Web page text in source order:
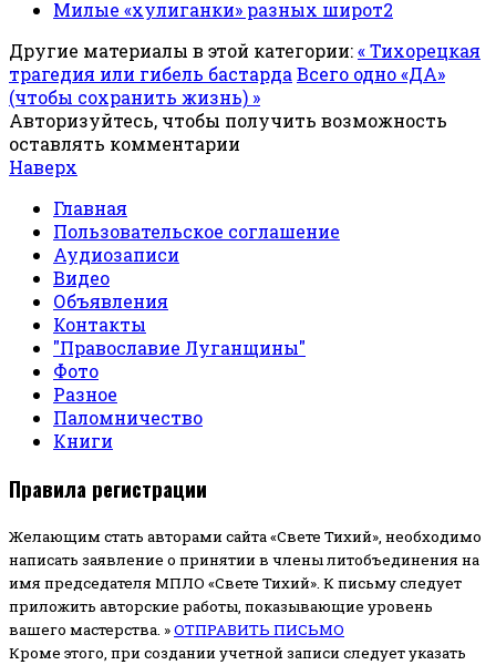
Милые «хулиганки» разных широт2
Другие материалы в этой категории:« Тихорецкая
трагедия или гибель бастарда Всего одно «ДА»
(чтобы сохранить жизнь) »
Авторизуйтесь, чтобы получить возможность
оставлять комментарии
Наверх
Главная
Пользовательское соглашение
Аудиозаписи
Видео
Объявления
Контакты
"Православие Луганщины"
Фото
Разное
Паломничество
Книги
Правила регистрации
Желающим стать авторами сайта «Свете Тихий», необходимо
написать заявление о принятии в члены литобъединения на
имя председателя МПЛО «Свете Тихий». К письму следует
приложить авторские работы, показывающие уровень
вашего мастерства. »ОТПРАВИТЬ ПИСЬМО
Кроме этого, при создании учетной записи следует указать